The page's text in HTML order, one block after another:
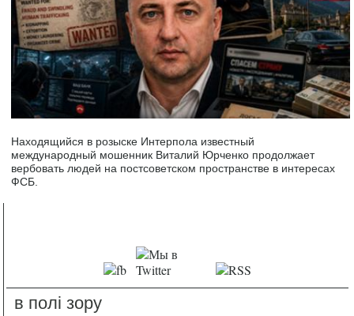
Находящийся в розыске Интерпола известный
международный мошенник Виталий Юрченко продолжает
вербовать людей на постсоветском пространстве в интересах
ФСБ.
в полі зору